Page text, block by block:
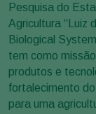
Pesquisa do
Agricultura “Luiz
Biological
tem como
produtos e
fortalecimento do
para uma